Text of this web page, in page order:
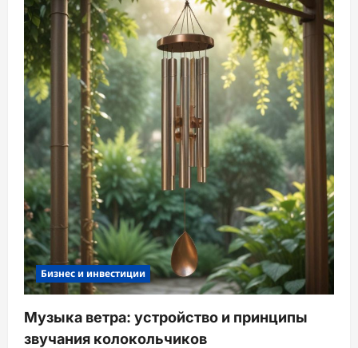
Бизнес и инвестиции
Музыка ветра: устройство и принципы
звучания колокольчиков